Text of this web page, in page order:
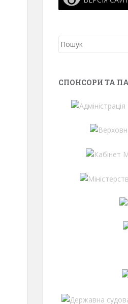
Пошук
СПОНСОРИ ТА